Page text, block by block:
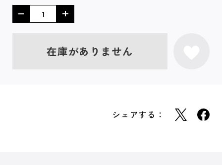
在庫がありません
シェアする：